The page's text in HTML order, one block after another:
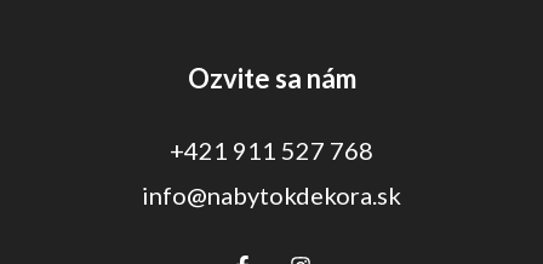
Ozvite sa nám
+421 911 527 768
info@nabytokdekora.sk